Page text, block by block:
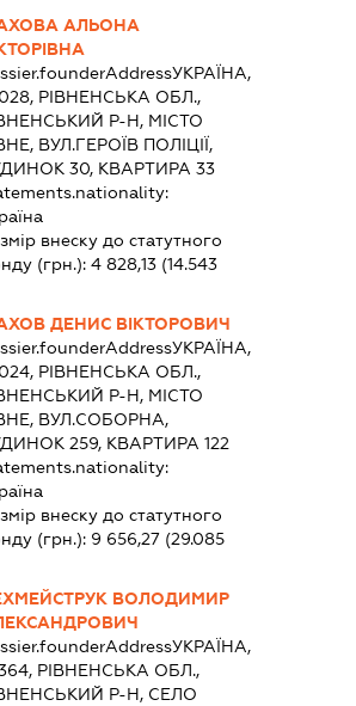
АЛЬОНА
УКРАЇНА,
РІВНЕНСЬКА ОБЛ.,
Р-Н, МІСТО
ВУЛ.ГЕРОЇВ ПОЛІЦІЇ,
30, КВАРТИРА 33
внеску до статутного
(грн.): 4 828,13(14.543
ДЕНИС ВІКТОРОВИЧ
УКРАЇНА,
РІВНЕНСЬКА ОБЛ.,
Р-Н, МІСТО
ВУЛ.СОБОРНА,
259, КВАРТИРА 122
внеску до статутного
(грн.): 9 656,27(29.085
ВОЛОДИМИР
УКРАЇНА,
РІВНЕНСЬКА ОБЛ.,
Р-Н, СЕЛО